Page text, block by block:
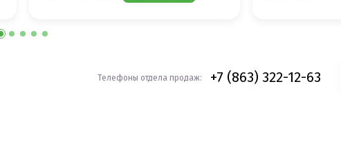
Телефоны отдела продаж: +7 (863) 322-12-63